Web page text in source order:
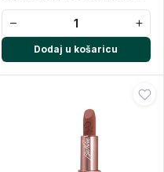
− +
Dodaj u košaricu